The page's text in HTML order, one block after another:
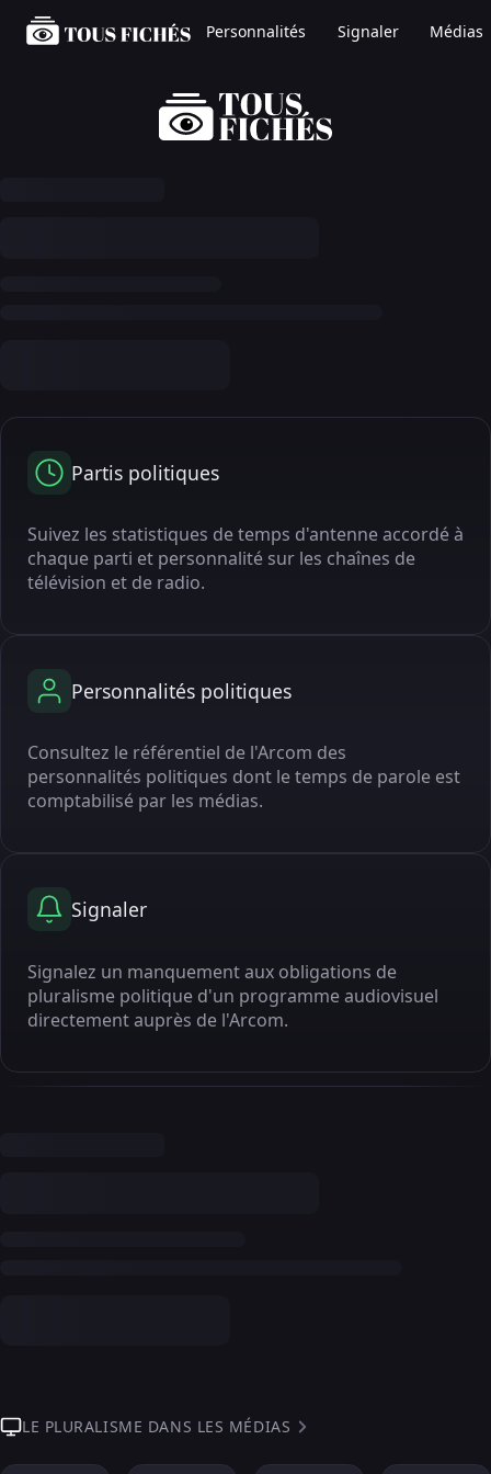
Personnalités Signaler Médias
Partis politiques
Suivez les statistiques de temps d'antenne accordé à
chaque parti et personnalité sur les chaînes de
télévision et de radio.
Personnalités politiques
Consultez le référentiel de l'Arcom des
personnalités politiques dont le temps de parole est
comptabilisé par les médias.
Signaler
Signalez un manquement aux obligations de
pluralisme politique d'un programme audiovisuel
directement auprès de l'Arcom.
LE PLURALISME DANS LES MÉDIAS